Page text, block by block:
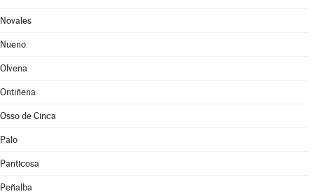
Novales
Nueno
Olvena
Ontiñena
Osso de Cinca
Palo
Panticosa
Peñalba